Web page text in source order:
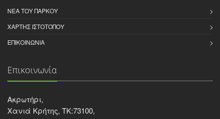
ΝΈΑ ΤΟΥ ΠΆΡΚΟΥ
ΧΆΡΤΗΣ ΙΣΤΌΤΟΠΟΥ
ΕΠΙΚΟΙΝΩΝΊΑ
Επικοινωνία
Ακρωτήρι,
Χανιά Κρήτης, ΤΚ:73100,